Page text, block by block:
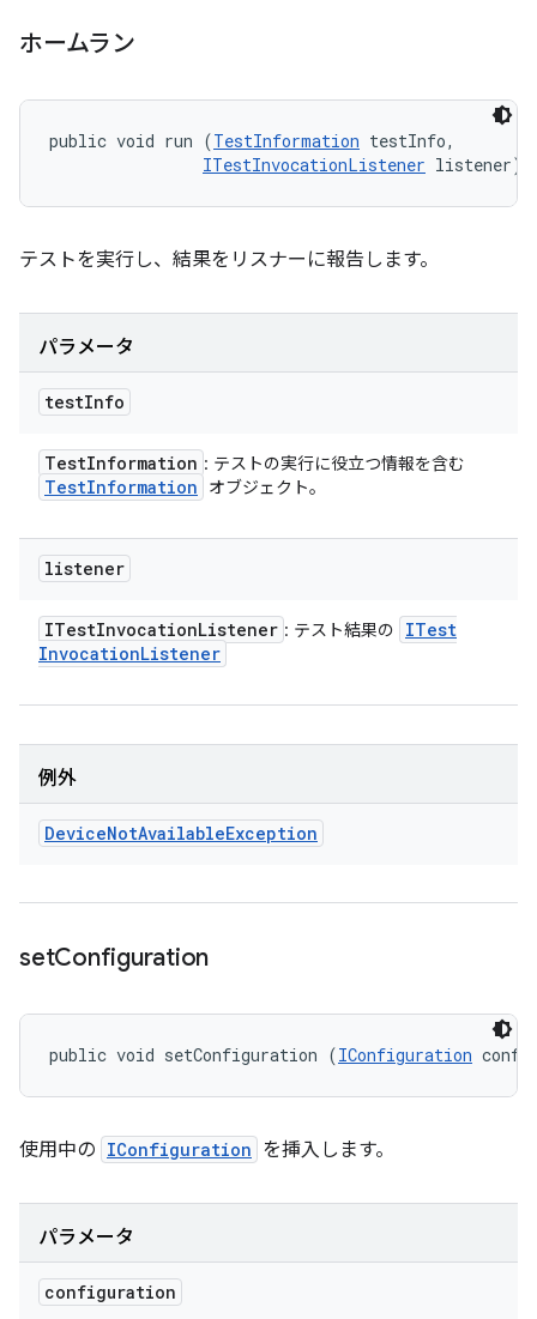
ホームラン
public void run (TestInformation testInfo,
ITestInvocationListener listener)
テストを実行し、結果をリスナーに報告します。
パラメータ
testInfo
TestInformation : テストの実行に役立つ情報を含む
TestInformation オブジェクト。
listener
ITestInvocationListener : テスト結果の
ITest
InvocationListener
例外
DeviceNotAvailableException
setConfiguration
public void setConfiguration (IConfiguration
使用中の IConfiguration を挿入します。
パラメータ
configuration